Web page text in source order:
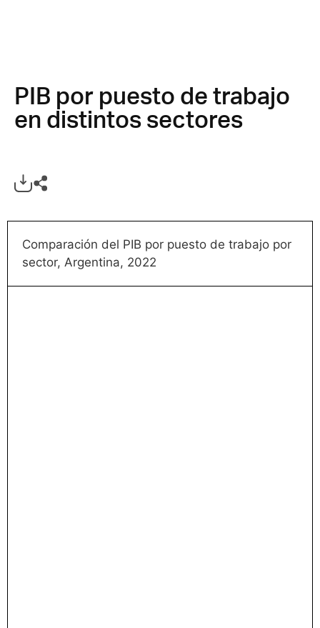
PIB por puesto de trabajo
en distintos sectores
Comparación del PIB por puesto de trabajo por
sector, Argentina, 2022